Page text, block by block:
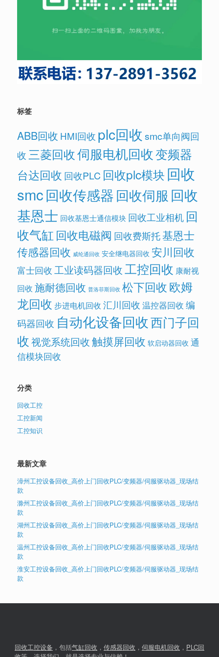
标签
ABB回收 HMI回收 plc回收 smc单向阀回
收 三菱回收伺服电机回收变频器
台达回收 回收PLC 回收plc模块 回收
smc回收传感器回收伺服 回收
基恩士 回收基恩士通信模块 回收工业相机 回
收气缸 回收电磁阀 回收费斯托基恩士
传感器回收 威纶通回收 安全继电器回收 安川回收
富士回收 工业读码器回收工控回收 康耐视
回收 施耐德回收 普洛菲斯回收 松下回收欧姆
龙回收 步进电机回收 汇川回收 温控器回收 编
码器回收 自动化设备回收西门子回
收视觉系统回收触摸屏回收 软启动器回收 通
信模块回收
分类
回收工控
工控新闻
工控知识
最新文章
漳州工控设备回收_高价上门回收PLC/变频器/伺服驱动器_现场结
款
滁州工控设备回收_高价上门回收PLC/变频器/伺服驱动器_现场结
款
湖州工控设备回收_高价上门回收PLC/变频器/伺服驱动器_现场结
款
温州工控设备回收_高价上门回收PLC/变频器/伺服驱动器_现场结
款
淮安工控设备回收_高价上门回收PLC/变频器/伺服驱动器_现场结
款
回收工控设备 ，包括气缸回收 ， 传感器回收 ， 伺服电机回收 ， PLC回